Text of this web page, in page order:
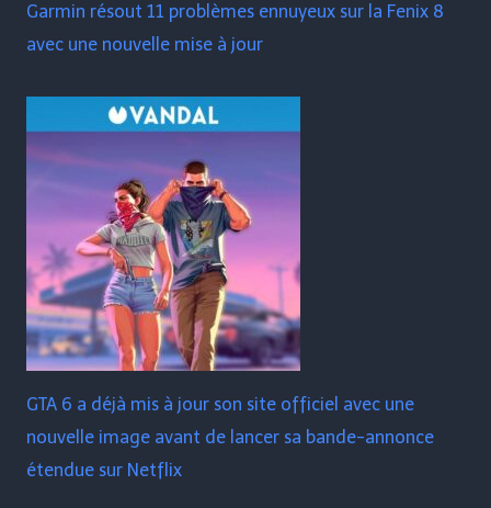
Garmin résout 11 problèmes ennuyeux sur la Fenix ​​​​8
avec une nouvelle mise à jour
GTA 6 a déjà mis à jour son site officiel avec une
nouvelle image avant de lancer sa bande-annonce
étendue sur Netflix